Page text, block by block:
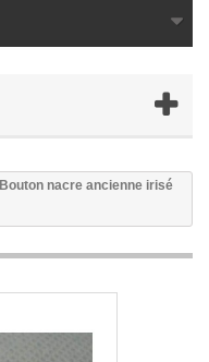
Bouton nacre ancienne irisé